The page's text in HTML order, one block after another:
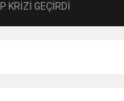
KRİZİ GEÇİRDİ